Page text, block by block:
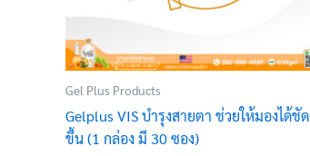
Gel Plus Products
Gelplus VIS บำรุงสายตา ช่วยให้มองได้ชัด
ขึ้น (1 กล่อง มี 30 ซอง)